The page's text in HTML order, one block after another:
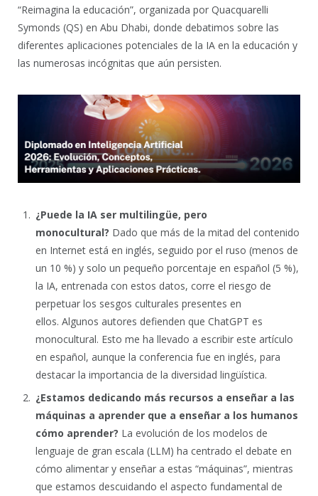
“Reimagina la educación”, organizada por Quacquarelli
Symonds (QS) en Abu Dhabi, donde debatimos sobre las
diferentes aplicaciones potenciales de la IA en la educación y
las numerosas incógnitas que aún persisten.
¿Puede la IA ser multilingüe, pero
monocultural? Dado que más de la mitad del contenido
en Internet está en inglés, seguido por el ruso (menos de
un 10 %) y solo un pequeño porcentaje en español (5 %),
la IA, entrenada con estos datos, corre el riesgo de
perpetuar los sesgos culturales presentes en
ellos. Algunos autores defienden que ChatGPT es
monocultural. Esto me ha llevado a escribir este artículo
en español, aunque la conferencia fue en inglés, para
destacar la importancia de la diversidad lingüística.
¿Estamos dedicando más recursos a enseñar a las
máquinas a aprender que a enseñar a los humanos
cómo aprender? La evolución de los modelos de
lenguaje de gran escala (LLM) ha centrado el debate en
cómo alimentar y enseñar a estas “máquinas”, mientras
que estamos descuidando el aspecto fundamental de